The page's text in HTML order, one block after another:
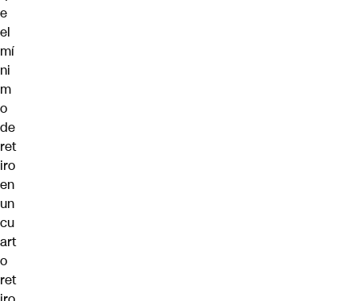
e
el
mí
ni
m
o
de
ret
iro
en
un
cu
art
o
ret